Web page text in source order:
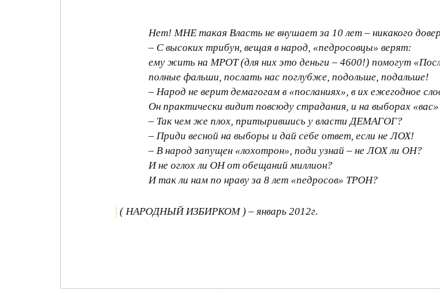
Нет! МНЕ такая Власть не внушает за 10 лет – никакого
– С высоких трибун, вещая в народ, «педросовцы» верят:
ему жить на МРОТ (для них это деньги – 4600!) помогут
полные фальши, послать нас поглубже, подольше, подальше!
– Народ не верит демагогам в «посланиях», в их ежегодное
Он практически видит повсюду страдания, и на выборах
– Так чем же плох, притырившись у власти ДЕМАГОГ?
– Приди весной на выборы и дай себе ответ, если не ЛОХ!
– В народ запущен «лохотрон», поди узнай – не ЛОХ ли ОН?
И не оглох ли ОН от обещаний миллион?
И так ли нам по нраву за 8 лет «педросов» ТРОН?
( НАРОДНЫЙ ИЗБИРКОМ ) – январь 2012г.